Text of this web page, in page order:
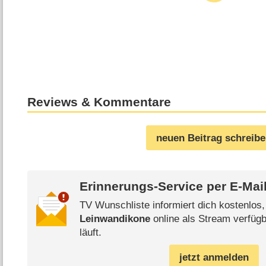
Reviews & Kommentare
neuen Beitrag
Erinnerungs-Service per E-
TV Wunschliste informiert dich
Leinwandikoneonline als Stream
läuft.
jetzt anmelden